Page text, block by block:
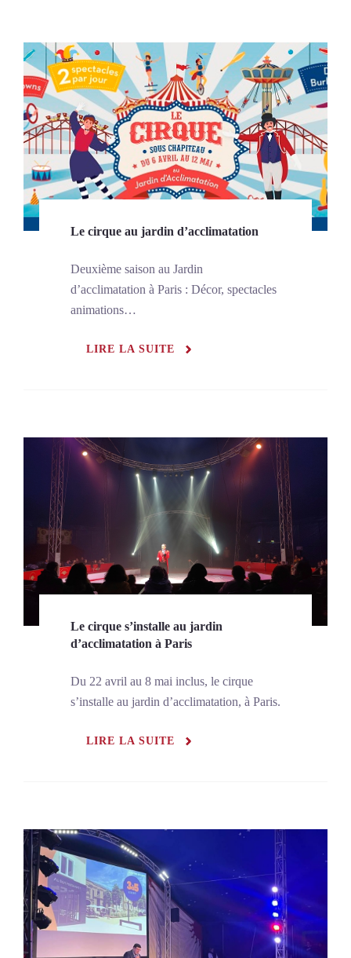
Le cirque au jardin d’acclimatation
Deuxième saison au Jardin
d’acclimatation à Paris : Décor, spectacles
animations…
LIRE LA SUITE
Le cirque s’installe au jardin
d’acclimatation à Paris
Du 22 avril au 8 mai inclus, le cirque
s’installe au jardin d’acclimatation, à Paris.
LIRE LA SUITE